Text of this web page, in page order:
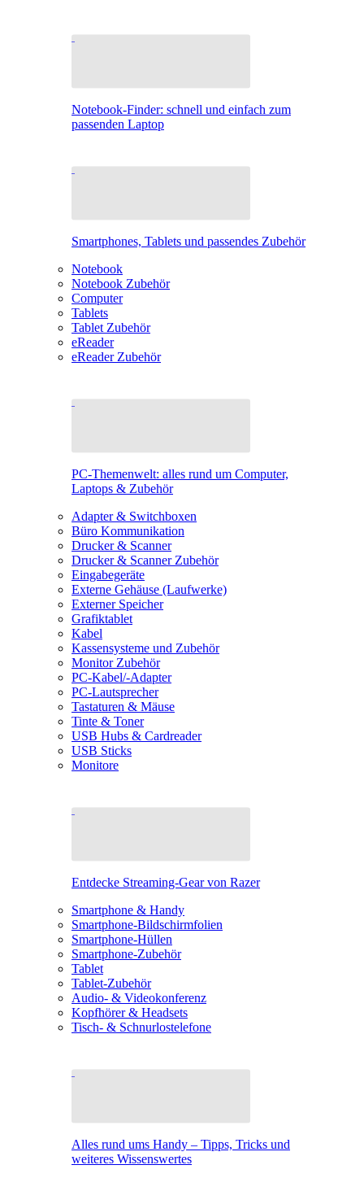
Notebook-Finder: schnell und einfach zum
passenden Laptop
Smartphones, Tablets und passendes Zubehör
Notebook
Notebook Zubehör
Computer
Tablets
Tablet Zubehör
eReader
eReader Zubehör
PC-Themenwelt: alles rund um Computer,
Laptops & Zubehör
Adapter & Switchboxen
Büro Kommunikation
Drucker & Scanner
Drucker & Scanner Zubehör
Eingabegeräte
Externe Gehäuse (Laufwerke)
Externer Speicher
Grafiktablet
Kabel
Kassensysteme und Zubehör
Monitor Zubehör
PC-Kabel/-Adapter
PC-Lautsprecher
Tastaturen & Mäuse
Tinte & Toner
USB Hubs & Cardreader
USB Sticks
Monitore
Entdecke Streaming-Gear von Razer
Smartphone & Handy
Smartphone-Bildschirmfolien
Smartphone-Hüllen
Smartphone-Zubehör
Tablet
Tablet-Zubehör
Audio- & Videokonferenz
Kopfhörer & Headsets
Tisch- & Schnurlostelefone
Alles rund ums Handy – Tipps, Tricks und
weiteres Wissenswertes